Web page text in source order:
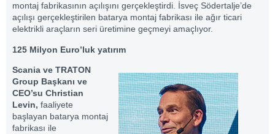
montaj fabrikasının açılışını gerçekleştirdi. İsveç Södertalje’de
açılışı gerçekleştirilen batarya montaj fabrikası ile ağır ticari
elektrikli araçların seri üretimine geçmeyi amaçlıyor.
125 Milyon Euro’luk yatırım
Scania ve TRATON
Group Başkanı ve
CEO’su Christian
Levin, faaliyete
başlayan batarya montaj
fabrikası ile